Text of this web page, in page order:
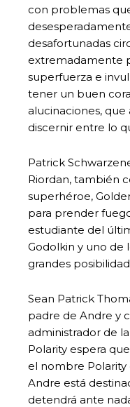
con problemas
desafortunadas
extremadamente
superfuerza e
tener un buen
alucinaciones, que
discernir entre lo
Patrick
Riordan, también
superhéroe,
para prender
estudiante del
Godolkin y uno de
grandes
Sean Patrick
padre de Andre y
administrador de
Polarity espera
el nombre Polarity
Andre está
detendrá ante